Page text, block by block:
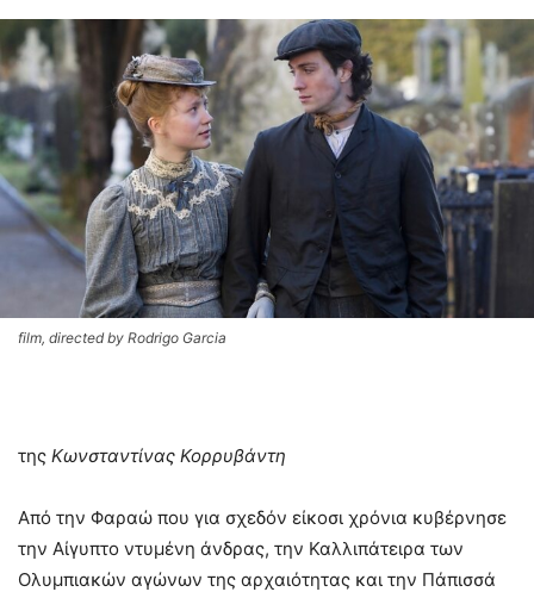
film, directed by Rodrigo Garcia
της Κωνσταντίνας Κορρυβάντη
Από την Φαραώ που για σχεδόν είκοσι χρόνια κυβέρνησε
την Αίγυπτο ντυμένη άνδρας, την Καλλιπάτειρα των
Ολυμπιακών αγώνων της αρχαιότητας και την Πάπισσά